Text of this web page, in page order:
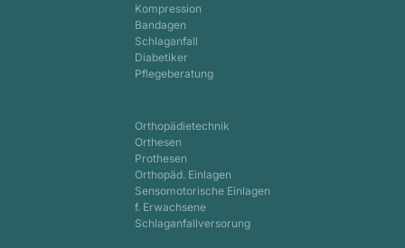
Kompression
Bandagen
Schlaganfall
Diabetiker
Pflegeberatung
Orthopädietechnik
Orthesen
Prothesen
Orthopäd. Einlagen
Sensomotorische Einlagen
f. Erwachsene
Schlaganfallversorung